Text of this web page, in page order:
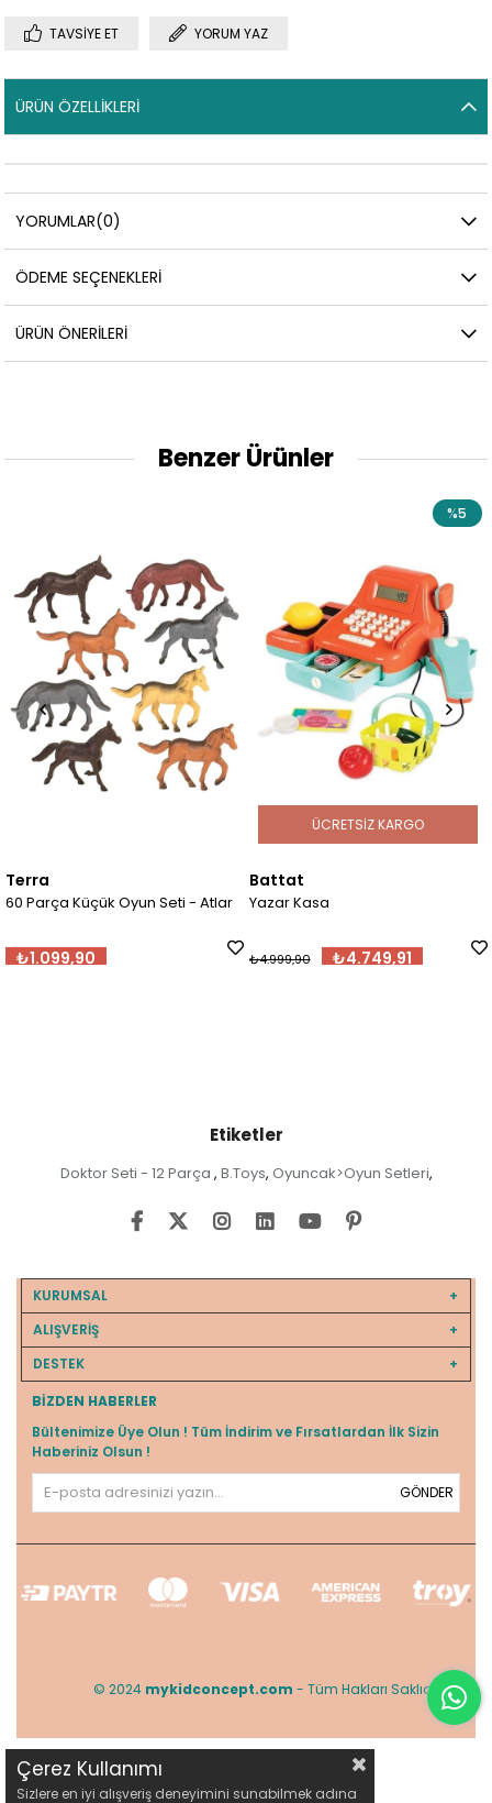
TAVSIYE ET YORUM YAZ
ÜRÜN ÖZELLIKLERI
YORUMLAR(0)
ÖDEME SEÇENEKLERI
ÜRÜN ÖNERILERI
Benzer Ürünler
Terra
60 Parça Küçük Oyun Seti - Atlar
₺1.099,90
Battat
Yazar Kasa
₺4.749,91
₺4.999,90
%5
ÜCRETSIZ KARGO
Etiketler
Doktor Seti - 12 Parça , B.Toys, Oyuncak>Oyun Setleri,
KURUMSAL
ALIŞVERİŞ
DESTEK
BIZDEN HABERLER
Bültenimize Üye Olun ! Tüm İndirim ve Fırsatlardan İlk Sizin
Haberiniz Olsun !
GÖNDER
© 2024 mykidconcept.com - Tüm Hakları Saklıdır.
Çerez Kullanımı
Sizlere en iyi alışveriş deneyimini sunabilmek adına